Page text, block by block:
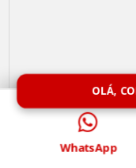
OLÁ,
WhatsApp